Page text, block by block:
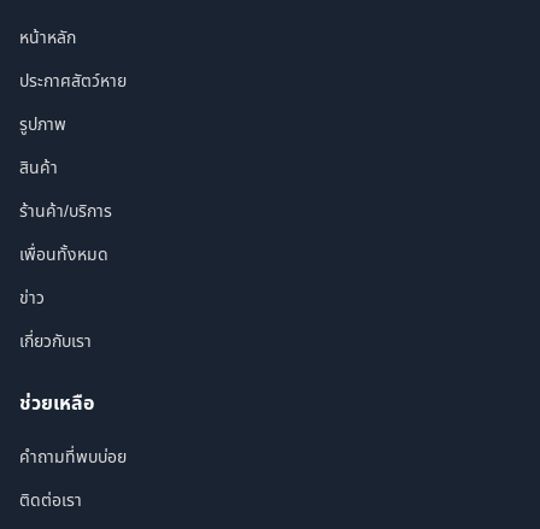
หน้าหลัก
ประกาศสัตว์หาย
รูปภาพ
สินค้า
ร้านค้า/บริการ
เพื่อนทั้งหมด
ข่าว
เกี่ยวกับเรา
ช่วยเหลือ
คำถามที่พบบ่อย
ติดต่อเรา